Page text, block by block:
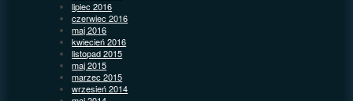
lipiec 2016
czerwiec 2016
maj 2016
kwiecień 2016
listopad 2015
maj 2015
marzec 2015
wrzesień 2014